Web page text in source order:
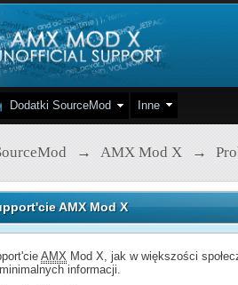
Dodatki SourceMod Inne
→ AMX Mod X →
AMX Mod X
AMX Mod X, jak w większości
informacji.